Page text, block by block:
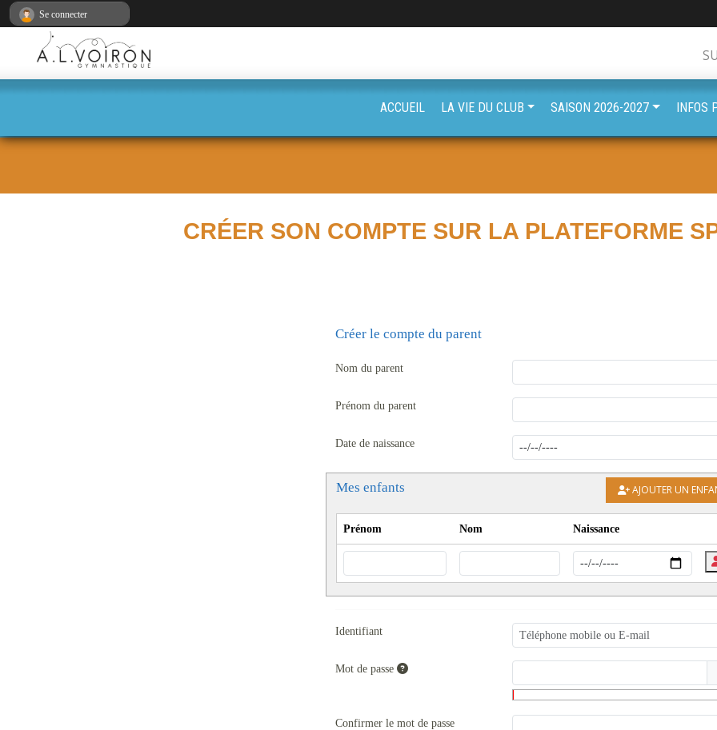
CRÉER SON COMPTE SUR LA PLATEFORME
Créer le compte du parent
Nom du parent
Prénom du parent
Date de naissance
Mes enfants AJOUTER UN
Prénom Nom Naissance
Identifiant
Mot de passe
Confirmer le mot de passe
ACCUEIL LA VIE DU CLUB SAISON 2026-2027 INFOS
Se connecter
Panneau de gestion des cookies